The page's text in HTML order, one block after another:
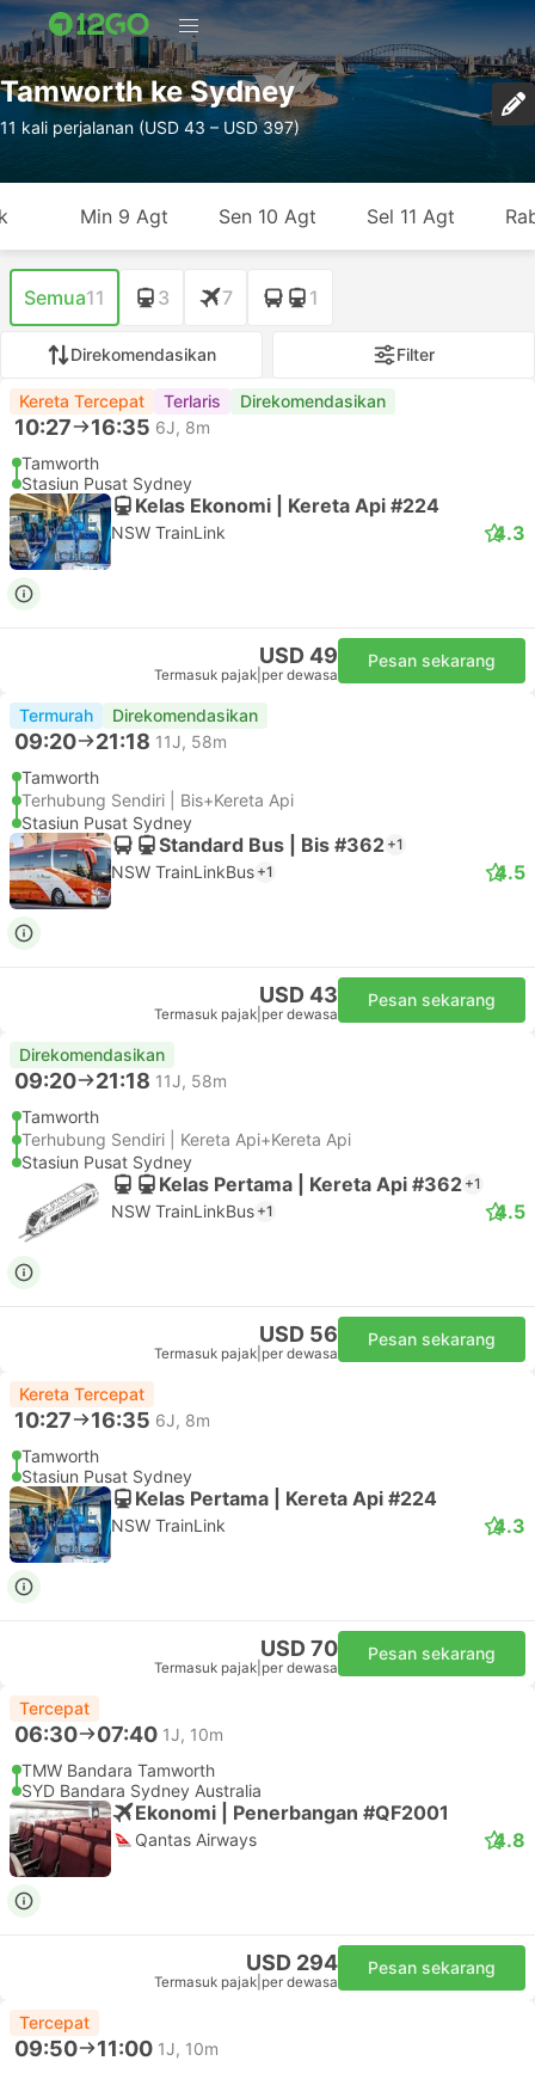
Tamworth ke Sydney
11 kali perjalanan (USD 43 – USD 397)
Min 9 Agt Sen 10 Agt Sel 11 Agt
Semua11 3 7 1
Direkomendasikan Filter
Kereta Tercepat Terlaris Direkomendasikan
10:27 16:35 6J, 8m
Tamworth
Stasiun Pusat Sydney
Kelas Ekonomi | Kereta Api #224
NSW TrainLink 4.3
USD 49
Termasuk pajak per dewasa
Pesan sekarang
Termurah Direkomendasikan
09:20 21:18 11J, 58m
Tamworth
Terhubung Sendiri | Bis+Kereta Api
Stasiun Pusat Sydney
Standard Bus | Bis #362 +1
NSW TrainLinkBus +1 4.5
USD 43
Termasuk pajak per dewasa
Pesan sekarang
Direkomendasikan
09:20 21:18 11J, 58m
Tamworth
Terhubung Sendiri | Kereta Api+Kereta Api
Stasiun Pusat Sydney
Kelas Pertama | Kereta Api #362 +1
NSW TrainLinkBus +1 4.5
USD 56
Termasuk pajak per dewasa
Pesan sekarang
Kereta Tercepat
10:27 16:35 6J, 8m
Tamworth
Stasiun Pusat Sydney
Kelas Pertama | Kereta Api #224
NSW TrainLink 4.3
USD 70
Termasuk pajak per dewasa
Pesan sekarang
Tercepat
06:30 07:40 1J, 10m
TMW Bandara Tamworth
SYD Bandara Sydney Australia
Ekonomi | Penerbangan #QF2001
Qantas Airways 4.8
USD 294
Termasuk pajak per dewasa
Pesan sekarang
Tercepat
09:50 11:00 1J, 10m